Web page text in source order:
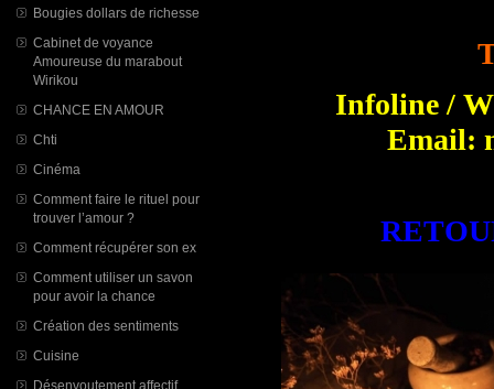
Bougies dollars de richesse
Cabinet de voyance
Amoureuse du marabout
Wirikou
CHANCE EN AMOUR
Chti
Cinéma
Comment faire le rituel pour
trouver l’amour ?
Comment récupérer son ex
Comment utiliser un savon
pour avoir la chance
Création des sentiments
Cuisine
Désenvoutement affectif
Infoline /
Email: